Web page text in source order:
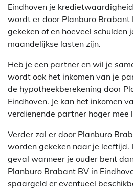
Eindhoven je
wordt er door Planburo Brabant
gekeken of en hoeveel schulden
maandelijkse lasten zijn.
Heb je een partner en wil je
wordt ook het inkomen van je
de hypotheekberekening door
Eindhoven. Je kan het inkomen
verdienende partner hoger mee
Verder zal er door Planburo
worden gekeken naar je leeftijd.
geval wanneer je ouder bent
Planburo Brabant BV in
spaargeld er eventueel